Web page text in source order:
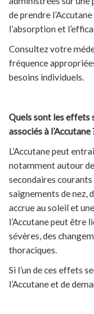
de prendre
l’absorption et
Consultez votre
fréquence
besoins individuels.
Quels sont les effets
associés à l’Accutane
L’Accutane peut
notamment autour
secondaires
saignements de nez,
accrue au soleil et
l’Accutane peut être
sévères, des
thoraciques.
Si l’un de ces effets
l’Accutane et de